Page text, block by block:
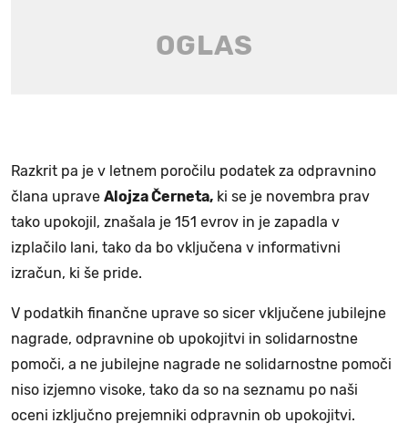
Razkrit pa je v letnem poročilu podatek za odpravnino
člana uprave Alojza Černeta, ki se je novembra prav
tako upokojil, znašala je 151 evrov in je zapadla v
izplačilo lani, tako da bo vključena v informativni
izračun, ki še pride.
V podatkih finančne uprave so sicer vključene jubilejne
nagrade, odpravnine ob upokojitvi in solidarnostne
pomoči, a ne jubilejne nagrade ne solidarnostne pomoči
niso izjemno visoke, tako da so na seznamu po naši
oceni izključno prejemniki odpravnin ob upokojitvi.